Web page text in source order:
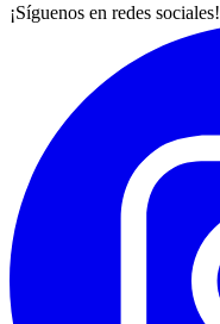
¡Síguenos en redes sociales!